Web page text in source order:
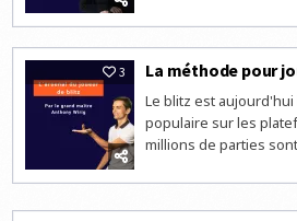
3 La méthode pour
Le blitz est aujourd'hui
populaire sur les
millions de parties